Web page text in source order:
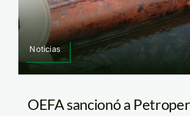
Noticias
OEFA sancionó a